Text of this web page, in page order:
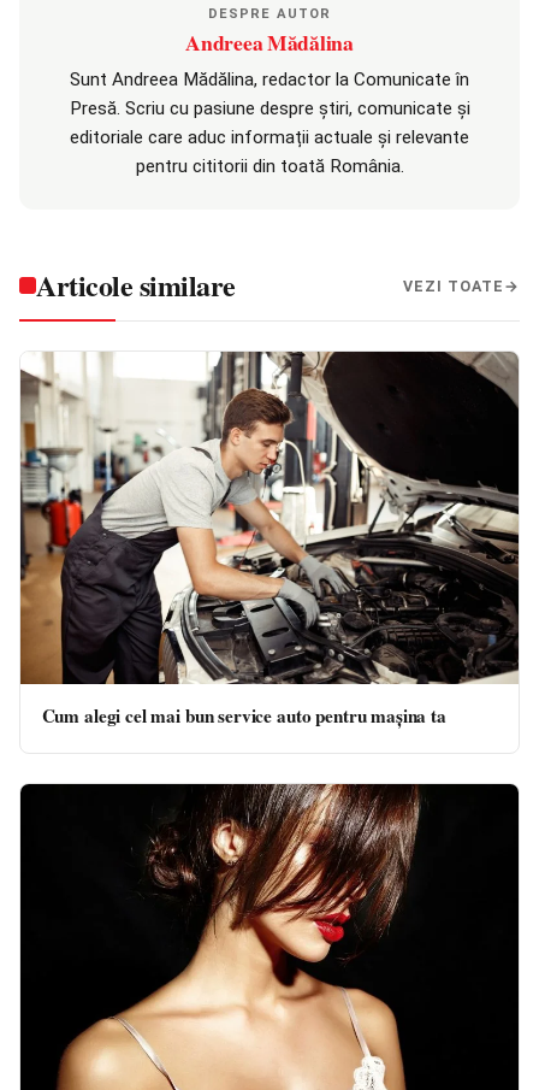
DESPRE AUTOR
Andreea Mădălina
Sunt Andreea Mădălina, redactor la Comunicate în
Presă. Scriu cu pasiune despre știri, comunicate și
editoriale care aduc informații actuale și relevante
pentru cititorii din toată România.
Articole similare VEZI TOATE
Cum alegi cel mai bun service auto pentru mașina ta